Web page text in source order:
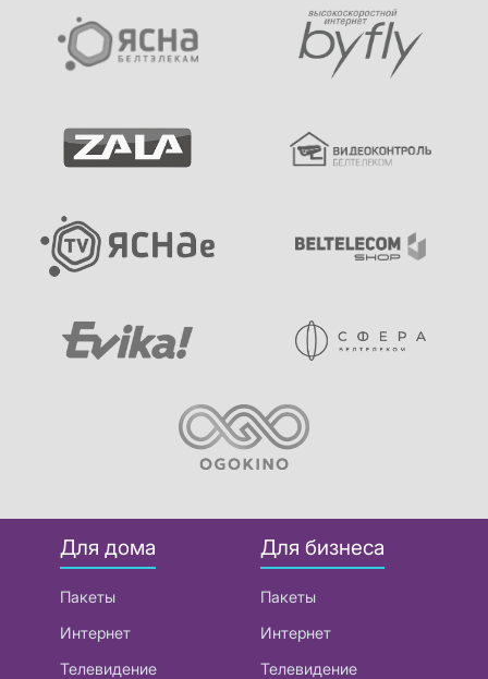
Для дома
Пакеты
Интернет
Телевидение
Для бизнеса
Пакеты
Интернет
Телевидение